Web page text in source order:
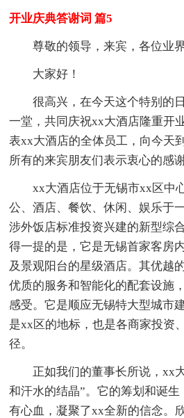
开业庆典答谢词 篇5
尊敬的领导，来宾，各位业
大家好！
很高兴，在今天这个特别的
一堂，共同庆祝xx大酒店隆重开
表xx大酒店的全体员工，向今天
所有的来宾朋友们表示衷心的感
xx大酒店位于无锡市xx区中
公、酒店、餐饮、休闲、娱乐于
涉外饭店标准投资兴建的新型综
得一提的是，它是无锡首家客房
及景观阳台的星级酒店。其优越
优质的服务和智能化的配套设施
感受。它是顺应无锡特大型城市
是xx区的地标，也是各商家投资
径。
正如我们的董事长所说，xx
和汗水的结晶”。它的筹划和诞
有心血，凝聚了xx全新的信念。